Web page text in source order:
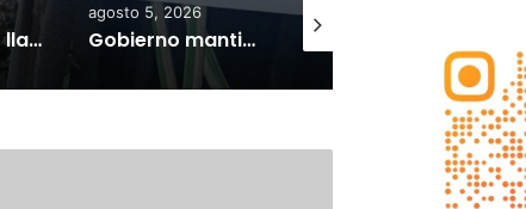
PDI Temuco llama a bloquear teléfonos robados para proteger la información personal y combatir el mercado ilegal
agosto 5, 2026
Gobierno mantiene despliegue regional y refuerza la ayuda en las comunas afectadas por el sistema frontal
agosto 10, 2026
EXTRACTO